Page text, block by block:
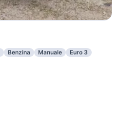
Benzina Manuale Euro 3